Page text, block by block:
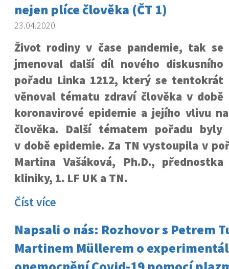
nejen plíce člověka (ČT 1)
23.04.2020
Život rodiny v čase pandemie, tak se
jmenoval další díl nového diskusního
pořadu Linka 1212, který se tentokrát
věnoval tématu zdraví člověka v době
koronavirové epidemie a jejího vlivu
člověka. Další tématem pořadu byly
v době epidemie. Za TN vystoupila v
Martina Vašáková, Ph.D., přednostka
kliniky, 1. LF UK a TN.
Číst více
Napsali o nás: Rozhovor s Petrem
Martinem Müllerem o